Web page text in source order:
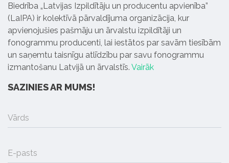
Biedrība „Latvijas Izpildītāju un producentu apvienība”
(LaIPA) ir kolektīvā pārvaldījuma organizācija, kur
apvienojušies pašmāju un ārvalstu izpildītāji un
fonogrammu producenti, lai iestātos par savām tiesībām
un saņemtu taisnīgu atlīdzību par savu fonogrammu
izmantošanu Latvijā un ārvalstīs. Vairāk
SAZINIES AR MUMS!
Vārds
E-pasts